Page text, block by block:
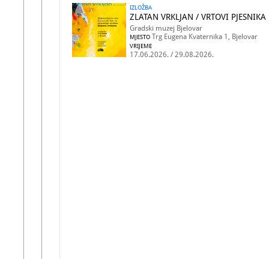
IZLOŽBA
ZLATAN VRKLJAN / VRTOVI PJESNIKA
Gradski muzej Bjelovar
MJESTO Trg Eugena Kvaternika 1, Bjelovar
VRIJEME
17.06.2026. / 29.08.2026.